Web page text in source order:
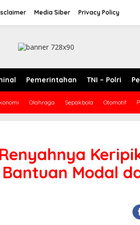
Media Siber Privacy Policy
Pemerintahan TNI – Polri
Olahraga Sepakbola Otomotif
Modal